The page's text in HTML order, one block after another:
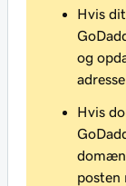
Hvis
og
Hvis
posten